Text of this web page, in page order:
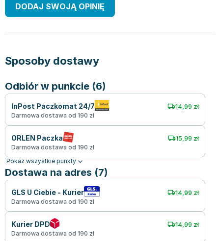
DODAJ SWOJĄ OPINIĘ
Sposoby dostawy
Odbiór w punkcie (6)
InPost Paczkomat 24/7 14,99 zł
Darmowa dostawa od 190 zł
ORLEN Paczka 15,99 zł
Darmowa dostawa od 190 zł
Pokaż wszystkie punkty
Dostawa na adres (7)
GLS U Ciebie - Kurier 14,99 zł
Darmowa dostawa od 190 zł
Kurier DPD 14,99 zł
Darmowa dostawa od 190 zł